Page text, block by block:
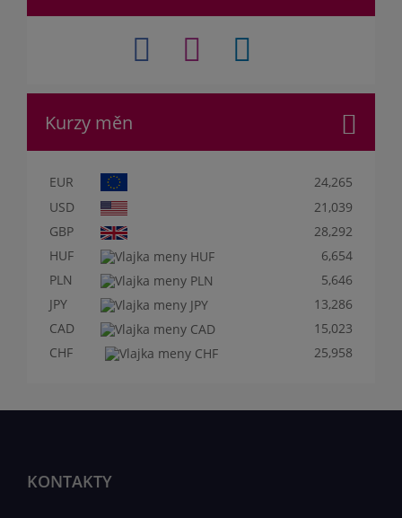
Kurzy měn
EUR
24,265
USD
21,039
GBP
28,292
HUF
6,654
PLN
5,646
JPY
13,286
CAD
15,023
CHF
25,958
KONTAKTY